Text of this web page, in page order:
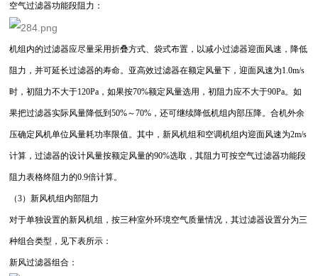
空气过滤器功能段阻力：
机组内的过滤器应尽量采用折叠方式、袋式布置，以减小过滤器迎面风速，降低
阻力，并可延长过滤器的寿命。亚高效过滤器在额定风量下，迎面风速为1.0m/s
时，初阻力不大于120Pa，如果按70%额定风量选用，初阻力应不大于90Pa。如
果把过滤器实际风量降低到50%～70%，还可继续降低机组内部压降。合机外余
压确定风机单位风量耗功率限值。其中，新风机组和空调机组内迎面风速为2m/s
计算，过滤器的设计风量按额定风量的90%选取，其阻力可按空气过滤器功能段
阻力表格终阻力的0.9倍计算。
（3）新风机组内部阻力
对于单独设置的新风机组，按三种室外环境空气质量情况，其过滤器设置分为三
种组合类型，见下表所示：
新风过滤器组合：